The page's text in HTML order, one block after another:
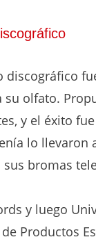
discográfico
olfato.
y el éxito
lo llevaron
bromas
y luego
Productos